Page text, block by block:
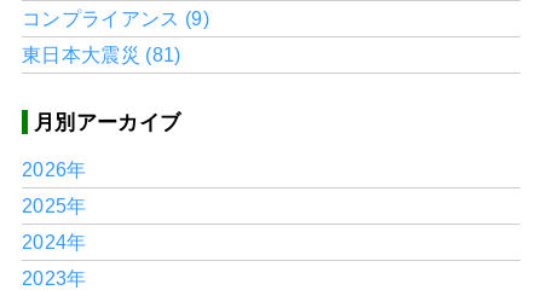
コンプライアンス (9)
東日本大震災 (81)
月別アーカイブ
2026年
2025年
2024年
2023年